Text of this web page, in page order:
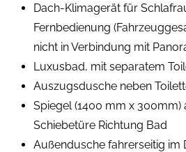
Dach-Klimagerät für
Fernbedienung
nicht in Verbindung mit
Luxusbad, mit separatem
Auszugsdusche neben
Spiegel (1400 mm x
Schiebetüre Richtung Bad
Außendusche fahrerseitig im